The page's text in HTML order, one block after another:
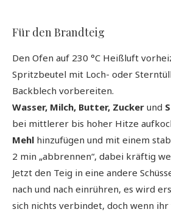
Für den Brandteig
Den Ofen auf 230 °C Heißluft
Spritzbeutel mit Loch- oder
Backblech vorbereiten.
Wasser, Milch, Butter, Zucker und
bei mittlerer bis hoher Hitze
Mehl hinzufügen und mit einem
2 min „abbrennen“, dabei kräftig
Jetzt den Teig in eine andere
nach und nach einrühren, es wird
sich nichts verbindet, doch wenn